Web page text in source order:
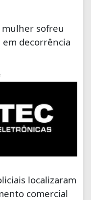
sofreu
em decorrência
localizaram
comercial